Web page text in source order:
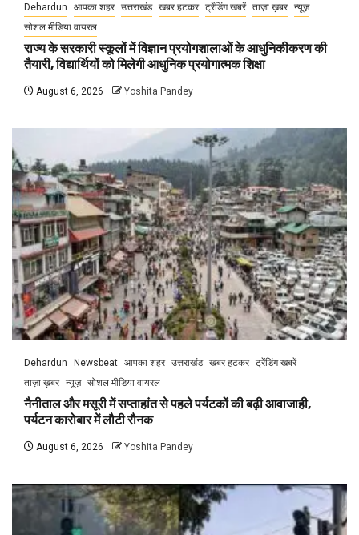
Dehardun आपका शहर उत्तराखंड खबर हटकर ट्रेंडिंग खबरें ताज़ा ख़बर न्यूज़
सोशल मीडिया वायरल
राज्य के सरकारी स्कूलों में विज्ञान प्रयोगशालाओं के आधुनिकीकरण की
तैयारी, विद्यार्थियों को मिलेगी आधुनिक प्रयोगात्मक शिक्षा
August 6, 2026 Yoshita Pandey
Dehardun Newsbeat आपका शहर उत्तराखंड खबर हटकर ट्रेंडिंग खबरें
ताज़ा ख़बर न्यूज़ सोशल मीडिया वायरल
नैनीताल और मसूरी में सप्ताहांत से पहले पर्यटकों की बढ़ी आवाजाही,
पर्यटन कारोबार में लौटी रौनक
August 6, 2026 Yoshita Pandey